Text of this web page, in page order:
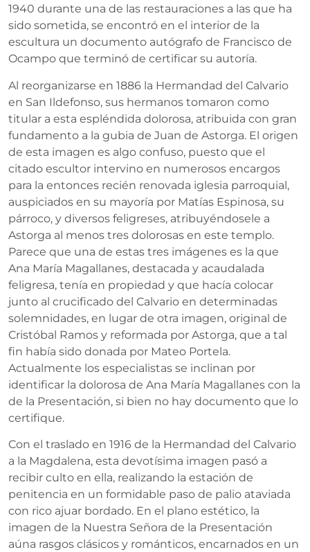
1940 durante una de las restauraciones a las que ha
sido sometida, se encontró en el interior de la
escultura un documento autógrafo de Francisco de
Ocampo que terminó de certificar su autoría.
Al reorganizarse en 1886 la Hermandad del Calvario
en San Ildefonso, sus hermanos tomaron como
titular a esta espléndida dolorosa, atribuida con gran
fundamento a la gubia de Juan de Astorga. El origen
de esta imagen es algo confuso, puesto que el
citado escultor intervino en numerosos encargos
para la entonces recién renovada iglesia parroquial,
auspiciados en su mayoría por Matías Espinosa, su
párroco, y diversos feligreses, atribuyéndosele a
Astorga al menos tres dolorosas en este templo.
Parece que una de estas tres imágenes es la que
Ana María Magallanes, destacada y acaudalada
feligresa, tenía en propiedad y que hacía colocar
junto al crucificado del Calvario en determinadas
solemnidades, en lugar de otra imagen, original de
Cristóbal Ramos y reformada por Astorga, que a tal
fin había sido donada por Mateo Portela.
Actualmente los especialistas se inclinan por
identificar la dolorosa de Ana María Magallanes con la
de la Presentación, si bien no hay documento que lo
certifique.
Con el traslado en 1916 de la Hermandad del Calvario
a la Magdalena, esta devotísima imagen pasó a
recibir culto en ella, realizando la estación de
penitencia en un formidable paso de palio ataviada
con rico ajuar bordado. En el plano estético, la
imagen de la Nuestra Señora de la Presentación
aúna rasgos clásicos y románticos, encarnados en un